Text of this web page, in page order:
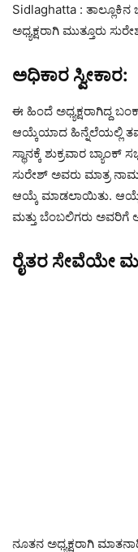
Sidlaghatta :
ಅಧ್ಯಕ್ಷರಾಗಿ ಮುತ್ತೂರು
ಅಧಿಕಾರ ಸ್ವೀಕಾರ:
ಈ ಹಿಂದೆ ಅಧ್ಯಕ್ಷರಾಗಿದ್ದ
ಆಯ್ಕೆಯಾದ ಹಿನ್ನೆಲೆಯಲ್ಲಿ ತಮ್ಮ
ಸ್ಥಾನಕ್ಕೆ ಶುಕ್ರವಾರ
ಸುರೇಶ್ ಅವರು ಮಾತ್ರ
ಆಯ್ಕೆ ಮಾಡಲಾಯಿತು.
ಮತ್ತು ಬೆಂಬಲಿಗರು ಅವರಿಗೆ
ರೈತರ ಸೇವೆಯೇ
ನೂತನ ಅಧ್ಯಕ್ಷರಾಗಿ